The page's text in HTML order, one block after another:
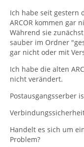
Ich habe seit gestern
ARCOR kommen gar
Während sie
sauber im Ordner
gar nicht oder mit
Ich habe die alten
nicht verändert.
Postausgangsserber
Verbindungssicherheit
Handelt es sich um
Problem?